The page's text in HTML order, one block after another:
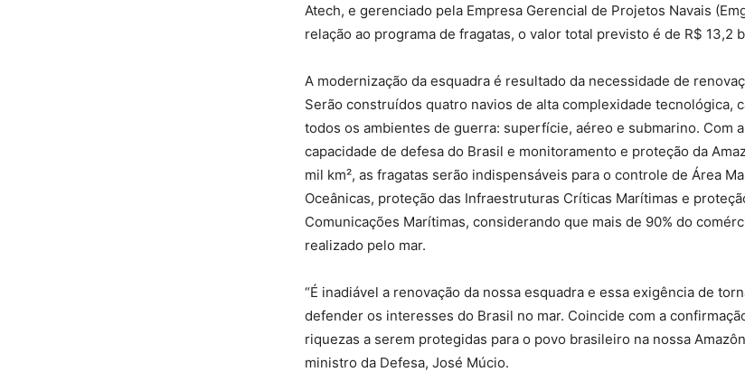
Atech, e gerenciado pela Empresa Gerencial de Projetos Navais
relação ao programa de fragatas, o valor total previsto é de R$ 13,2
A modernização da esquadra é resultado da necessidade de
Serão construídos quatro navios de alta complexidade tecnológica,
todos os ambientes de guerra: superfície, aéreo e submarino. Com
capacidade de defesa do Brasil e monitoramento e proteção da
mil km², as fragatas serão indispensáveis para o controle de Área
Oceânicas, proteção das Infraestruturas Críticas Marítimas e
Comunicações Marítimas, considerando que mais de 90% do
realizado pelo mar.
“É inadiável a renovação da nossa esquadra e essa exigência de
defender os interesses do Brasil no mar. Coincide com a
riquezas a serem protegidas para o povo brasileiro na nossa
ministro da Defesa, José Múcio.